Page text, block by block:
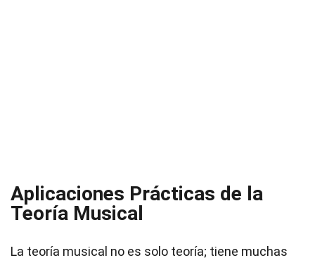
Aplicaciones Prácticas de la
Teoría Musical
La teoría musical no es solo teoría; tiene muchas